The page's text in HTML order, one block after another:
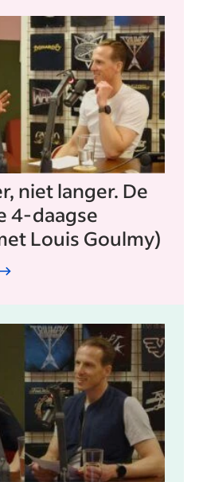
niet langer. De
4-daagse
Louis Goulmy)